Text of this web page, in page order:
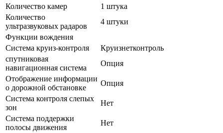
Количество камер
1 штука
Количество
ультразвуковых радаров
4 штуки
Функции вождения
Система круиз-контроля
Круизнетконтроль
спутниковая
навигационная система
Опция
Отображение информации
о дорожной обстановке
Опция
Система контроля слепых
зон
Нет
Система поддержки
полосы движения
Нет